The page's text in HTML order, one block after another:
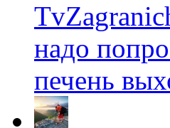
надо
печень